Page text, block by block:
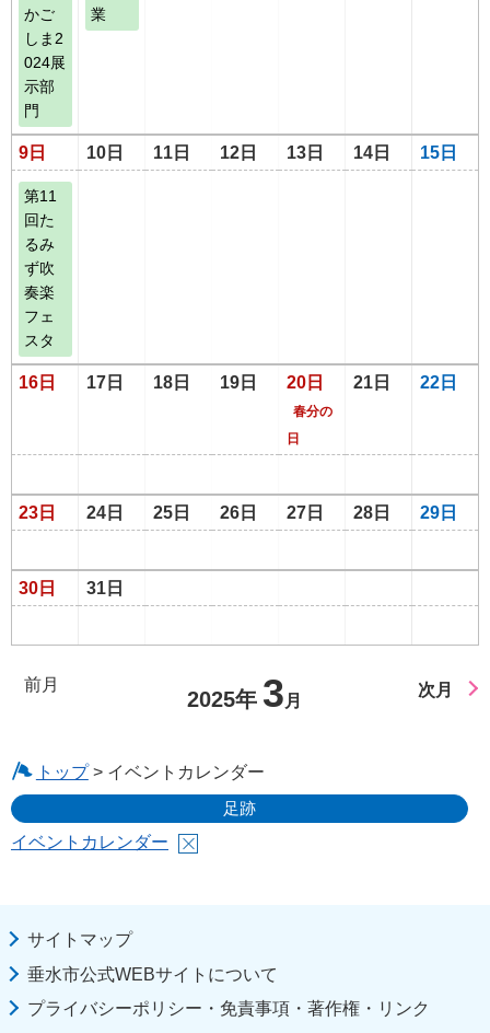
かご
しま2
024展
示部
門
業
9日 10日 11日 12日 13日 14日 15日
第11
回た
るみ
ず吹
奏楽
フェ
スタ
16日 17日 18日 19日 20日
春分の
日
21日 22日
23日 24日 25日 26日 27日 28日 29日
30日 31日
前月
2025年 3 月
次月
トップ> イベントカレンダー
足跡
イベントカレンダー
サイトマップ
垂水市公式WEBサイトについて
プライバシーポリシー・免責事項・著作権・リンク